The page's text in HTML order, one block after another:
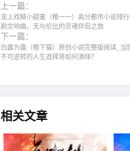
上一篇：
宠上戏精小甜妻（稚一一）‌高分都市小说排
剧交响曲，无与伦比的灵魂伴侣之旅
下一篇：
白露为霜（檐下猫）原创小说完整版阅读_当
不可逆转的人生选择将如何演绎？
相关文章